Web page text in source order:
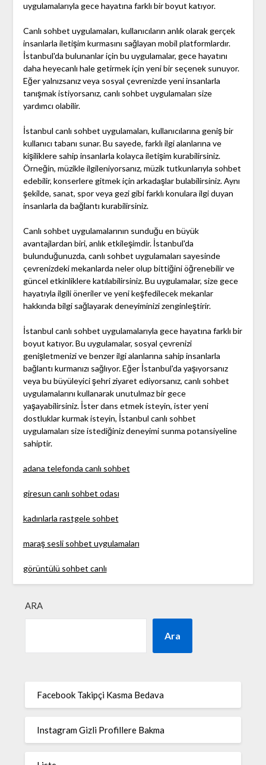
uygulamalarıyla gece hayatına farklı bir boyut katıyor.
Canlı sohbet uygulamaları, kullanıcıların anlık olarak gerçek
insanlarla iletişim kurmasını sağlayan mobil platformlardır.
İstanbul'da bulunanlar için bu uygulamalar, gece hayatını
daha heyecanlı hale getirmek için yeni bir seçenek sunuyor.
Eğer yalnızsanız veya sosyal çevrenizde yeni insanlarla
tanışmak istiyorsanız, canlı sohbet uygulamaları size
yardımcı olabilir.
İstanbul canlı sohbet uygulamaları, kullanıcılarına geniş bir
kullanıcı tabanı sunar. Bu sayede, farklı ilgi alanlarına ve
kişiliklere sahip insanlarla kolayca iletişim kurabilirsiniz.
Örneğin, müzikle ilgileniyorsanız, müzik tutkunlarıyla sohbet
edebilir, konserlere gitmek için arkadaşlar bulabilirsiniz. Aynı
şekilde, sanat, spor veya gezi gibi farklı konulara ilgi duyan
insanlarla da bağlantı kurabilirsiniz.
Canlı sohbet uygulamalarının sunduğu en büyük
avantajlardan biri, anlık etkileşimdir. İstanbul'da
bulunduğunuzda, canlı sohbet uygulamaları sayesinde
çevrenizdeki mekanlarda neler olup bittiğini öğrenebilir ve
güncel etkinliklere katılabilirsiniz. Bu uygulamalar, size gece
hayatıyla ilgili öneriler ve yeni keşfedilecek mekanlar
hakkında bilgi sağlayarak deneyiminizi zenginleştirir.
İstanbul canlı sohbet uygulamalarıyla gece hayatına farklı bir
boyut katıyor. Bu uygulamalar, sosyal çevrenizi
genişletmenizi ve benzer ilgi alanlarına sahip insanlarla
bağlantı kurmanızı sağlıyor. Eğer İstanbul'da yaşıyorsanız
veya bu büyüleyici şehri ziyaret ediyorsanız, canlı sohbet
uygulamalarını kullanarak unutulmaz bir gece
yaşayabilirsiniz. İster dans etmek isteyin, ister yeni
dostluklar kurmak isteyin, İstanbul canlı sohbet
uygulamaları size istediğiniz deneyimi sunma potansiyeline
sahiptir.
adana telefonda canlı sohbet
giresun canlı sohbet odası
kadınlarla rastgele sohbet
maraş sesli sohbet uygulamaları
görüntülü sohbet canlı
ARA
Ara
Facebook Takipçi Kasma Bedava
Instagram Gizli Profillere Bakma